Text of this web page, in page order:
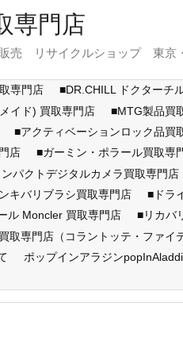
専門店
売 リサイクルショップ 東京
専門店
■DR.CHILL ドクターチ
イド) 買取専門店 ■MTG製品買
■アクティベーションロック品買
店 ■ガーミン・ポラール買取専
パクトデジタルカメラ買取専門店
キバリブラシ買取専門店 ■ドラ
ル Moncler 買取専門店 ■リカバ
取専門店（コラントッテ・ファイ
ポップインアラジン